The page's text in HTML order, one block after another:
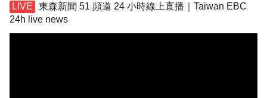
東森新聞 51 頻道 24 小時線上直播｜Taiwan EBC
24h live news